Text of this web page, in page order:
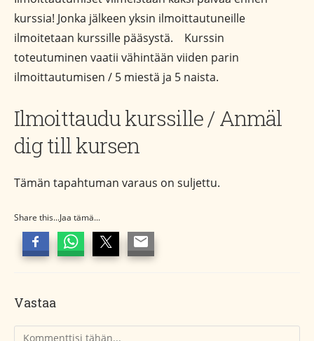
kurssia! Jonka jälkeen yksin ilmoittautuneille
ilmoitetaan kurssille pääsystä. Kurssin
toteutuminen vaatii vähintään viiden parin
ilmoittautumisen / 5 miestä ja 5 naista.
Ilmoittaudu kurssille / Anmäl
dig till kursen
Tämän tapahtuman varaus on suljettu.
Share this...Jaa tämä...
Vastaa
Kommentti